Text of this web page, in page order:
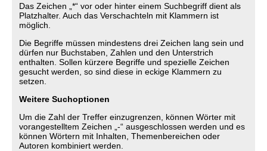
Das Zeichen „*“ vor oder hinter einem Suchbegriff dient als
Platzhalter. Auch das Verschachteln mit Klammern ist
möglich.
Die Begriffe müssen mindestens drei Zeichen lang sein und
dürfen nur Buchstaben, Zahlen und den Unterstrich
enthalten. Sollen kürzere Begriffe und spezielle Zeichen
gesucht werden, so sind diese in eckige Klammern zu
setzen.
Weitere Suchoptionen
Um die Zahl der Treffer einzugrenzen, können Wörter mit
vorangestelltem Zeichen „-“ ausgeschlossen werden und es
können Wörtern mit Inhalten, Themenbereichen oder
Autoren kombiniert werden.